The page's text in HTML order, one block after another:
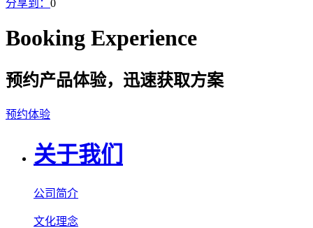
分享到： 0
Booking Experience
预约产品体验，迅速获取方案
预约体验
关于我们
公司简介
文化理念